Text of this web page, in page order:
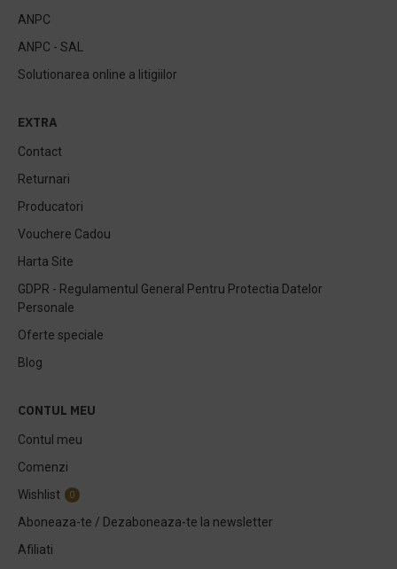
ANPC
ANPC - SAL
Solutionarea online a litigiilor
EXTRA
Contact
Returnari
Producatori
Vouchere Cadou
Harta Site
GDPR - Regulamentul General Pentru Protectia Datelor
Personale
Oferte speciale
Blog
CONTUL MEU
Contul meu
Comenzi
Wishlist
0
Aboneaza-te / Dezaboneaza-te la newsletter
Afiliati